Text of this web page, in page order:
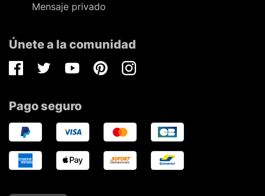
Mensaje privado
Únete a la comunidad
FacebookTwitterYoutubePinterestInstagram
Pago seguro